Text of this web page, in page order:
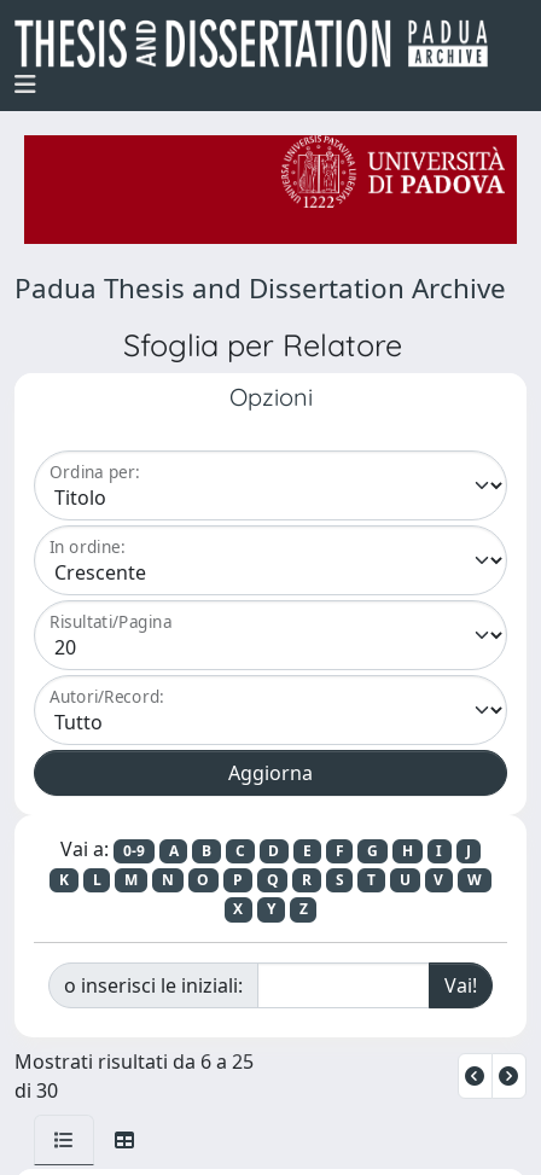
Padua Thesis and Dissertation Archive
Sfoglia per Relatore
Opzioni
Ordina per:
In ordine:
Risultati/Pagina
Autori/Record:
Vai a: 0-9 A B C D E F G H I
J
K
L M N O P Q R S T U V
W
X
Y Z
o inserisci le iniziali:
Mostrati risultati da 6 a 25
di 30